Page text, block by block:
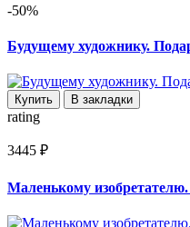
-50%
Будущему художнику.
Купить В закладки
rating
3445 ₽
Маленькому